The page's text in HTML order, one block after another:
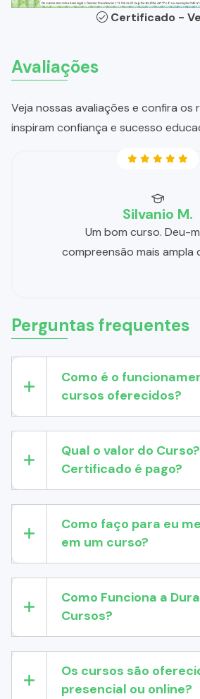
Certificado -
Avaliações
Veja nossas avaliações e confira os
inspiram confiança e sucesso
Silvanio M.
Um bom curso. Deu-
compreensão mais ampla
Perguntas frequentes
Como é o
cursos oferecidos?
Qual o valor do
Certificado é pago?
Como faço para eu
em um curso?
Como Funciona a
Cursos?
Os cursos são
presencial ou online?